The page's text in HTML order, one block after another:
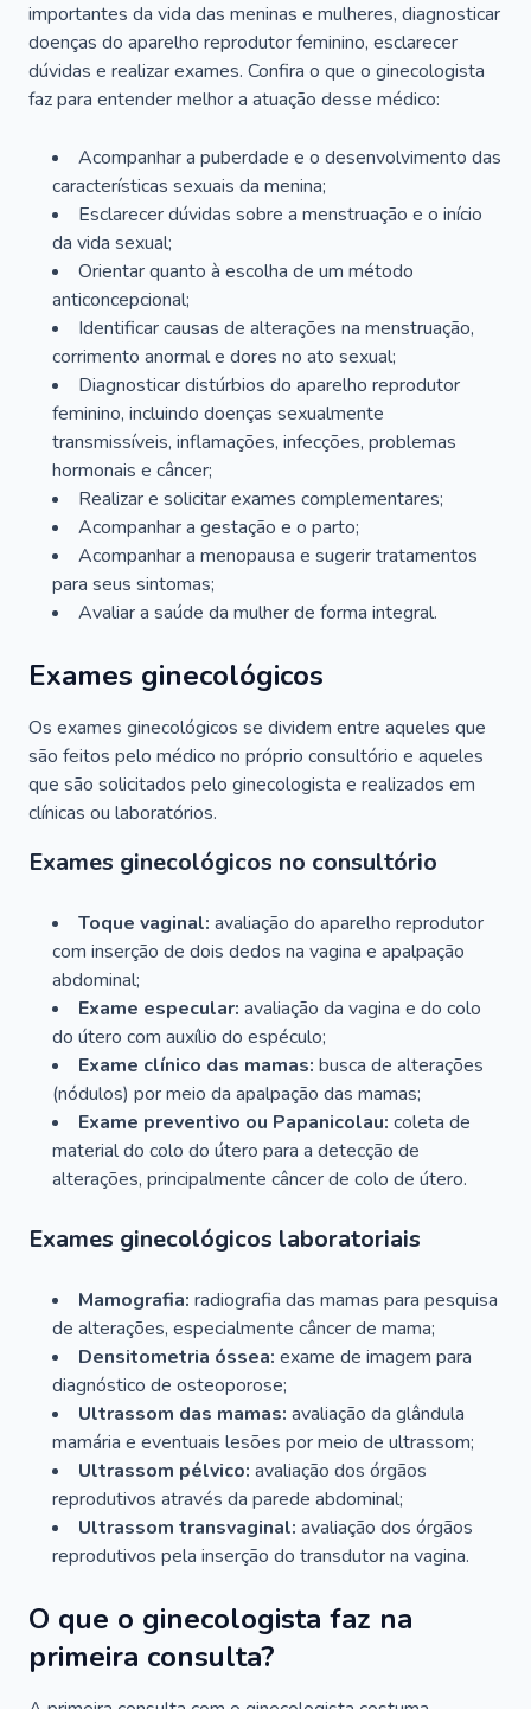
importantes da vida das meninas e mulheres, diagnosticar
doenças do aparelho reprodutor feminino, esclarecer
dúvidas e realizar exames. Confira o que o ginecologista
faz para entender melhor a atuação desse médico:
Acompanhar a puberdade e o desenvolvimento das
características sexuais da menina;
Esclarecer dúvidas sobre a menstruação e o início
da vida sexual;
Orientar quanto à escolha de um método
anticoncepcional;
Identificar causas de alterações na menstruação,
corrimento anormal e dores no ato sexual;
Diagnosticar distúrbios do aparelho reprodutor
feminino, incluindo doenças sexualmente
transmissíveis, inflamações, infecções, problemas
hormonais e câncer;
Realizar e solicitar exames complementares;
Acompanhar a gestação e o parto;
Acompanhar a menopausa e sugerir tratamentos
para seus sintomas;
Avaliar a saúde da mulher de forma integral.
Exames ginecológicos
Os exames ginecológicos se dividem entre aqueles que
são feitos pelo médico no próprio consultório e aqueles
que são solicitados pelo ginecologista e realizados em
clínicas ou laboratórios.
Exames ginecológicos no consultório
Toque vaginal: avaliação do aparelho reprodutor
com inserção de dois dedos na vagina e apalpação
abdominal;
Exame especular: avaliação da vagina e do colo
do útero com auxílio do espéculo;
Exame clínico das mamas: busca de alterações
(nódulos) por meio da apalpação das mamas;
Exame preventivo ou Papanicolau: coleta de
material do colo do útero para a detecção de
alterações, principalmente câncer de colo de útero.
Exames ginecológicos laboratoriais
Mamografia: radiografia das mamas para pesquisa
de alterações, especialmente câncer de mama;
Densitometria óssea: exame de imagem para
diagnóstico de osteoporose;
Ultrassom das mamas: avaliação da glândula
mamária e eventuais lesões por meio de ultrassom;
Ultrassom pélvico: avaliação dos órgãos
reprodutivos através da parede abdominal;
Ultrassom transvaginal: avaliação dos órgãos
reprodutivos pela inserção do transdutor na vagina.
O que o ginecologista faz na
primeira consulta?